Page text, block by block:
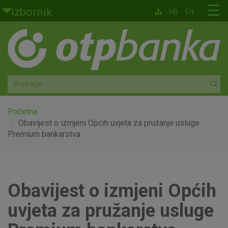
Skoči na glavni sadržaj
Izbornik
Građani
Privatno bankarstvo
Agro
Mala poduzeća i obrtnici
Srednja i velika poduzeća
Faktoring
O nama
☰
HR EN
Početna
Obavijest o izmjeni Općih uvjeta za pružanje usluge
Premium bankarstva
Obavijest o izmjeni Općih
uvjeta za pružanje usluge